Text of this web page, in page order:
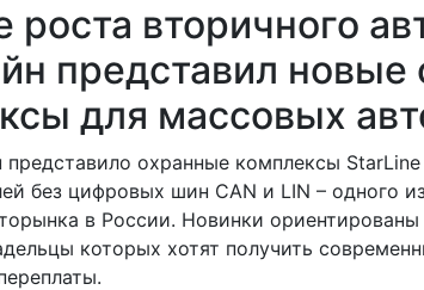
роста вторичного
представил новые
для массовых
охранные комплексы
без цифровых шин CAN и LIN – одного
в России. Новинки
которых хотят получить